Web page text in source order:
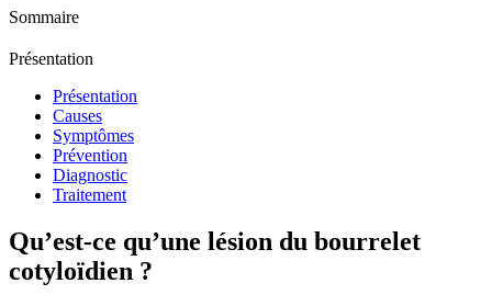
Sommaire
Présentation
Présentation
Causes
Symptômes
Prévention
Diagnostic
Traitement
Qu’est-ce qu’une lésion du bourrelet
cotyloïdien ?